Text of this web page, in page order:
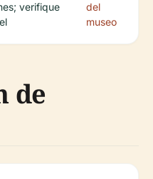
verifique
del
museo
de